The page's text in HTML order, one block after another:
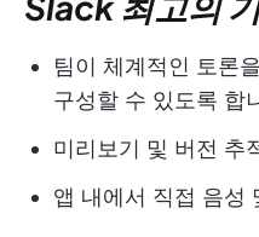
팀이 체계적인 토론
구성할 수 있도록 합
미리보기 및 버전 추
앱 내에서 직접 음성